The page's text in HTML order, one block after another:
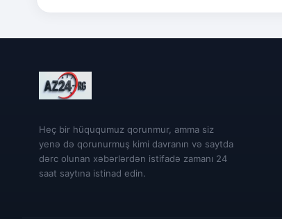
Heç bir hüququmuz qorunmur, amma siz
yenə də qorunurmuş kimi davranın və saytda
dərc olunan xəbərlərdən istifadə zamanı 24
saat saytına istinad edin.